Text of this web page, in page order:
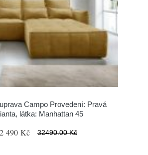
Campo Provedení: Pravá
látka: Manhattan 45
490 Kč 32490.00 Kč